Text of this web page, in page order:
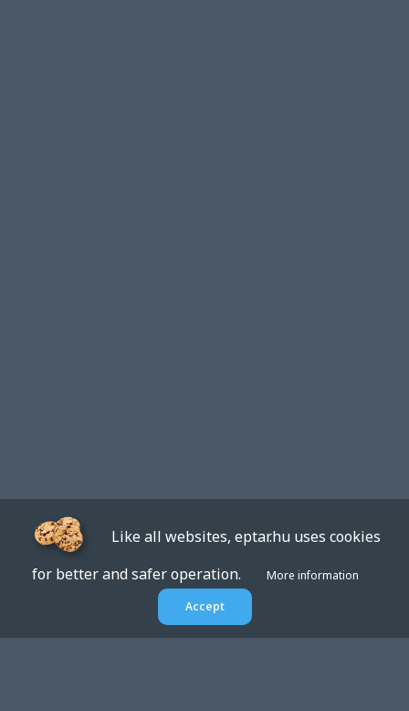
Like all websites, eptar.hu uses cookies
for better and safer operation.
More information
Accept